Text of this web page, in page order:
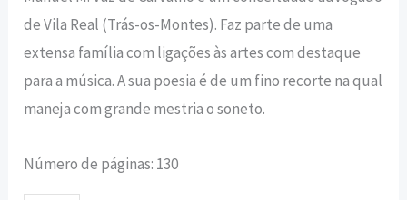
de Vila Real (Trás-os-Montes). Faz parte de uma
extensa família com ligações às artes com destaque
para a música. A sua poesia é de um fino recorte na qual
maneja com grande mestria o soneto.
Número de páginas: 130